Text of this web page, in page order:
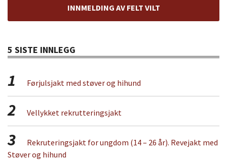
INNMELDING AV FELT VILT
5 SISTE INNLEGG
1 Førjulsjakt med støver og hihund
2 Vellykket rekrutteringsjakt
3
Rekruteringsjakt for ungdom (14 – 26 år). Revejakt med
Støver og hihund